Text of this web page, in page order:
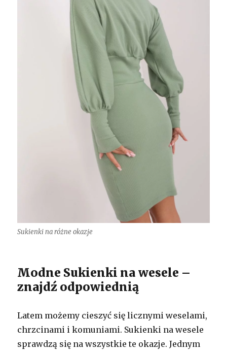
Sukienki na różne okazje
Modne Sukienki na wesele –
znajdź odpowiednią
Latem możemy cieszyć się licznymi weselami,
chrzcinami i komuniami. Sukienki na wesele
sprawdzą się na wszystkie te okazje. Jednym